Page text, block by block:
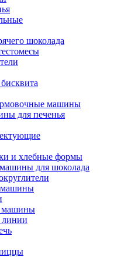
шоколада
машины
для печенья
и хлебные формы
для шоколада
машины
машины
линии